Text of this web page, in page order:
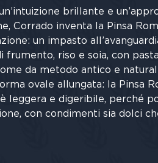
brillante e
Corrado inventa la Pinsa
un impasto
frumento, riso e soia, con
da metodo antico e
ovale allungata: la Pinsa
leggera e digeribile, perché
con condimenti sia dolci